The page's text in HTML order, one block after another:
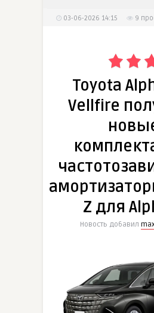
03-06-2026 14:15 9
Toyota
Vellfire
Z для
Новость добавил